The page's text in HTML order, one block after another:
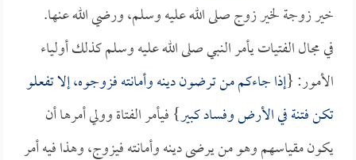
خير زوجة لخير زوج صلى الله عليه وسلم، ورضي الله عنها.
في مجال الفتيات يأمر النبي صلى الله عليه وسلم كذلك أولياء
الأمور: {إذا جاءكم من ترضون دينه وأمانته فزوجوه، إلا تفعلو
تكن فتنة في الأرض وفساد كبير} فيأمر الفتاة وولي أمرها أن
يكون مقياسهم وهو من يرضى دينه وأمانته فيزوج، وهذا فيه أمر